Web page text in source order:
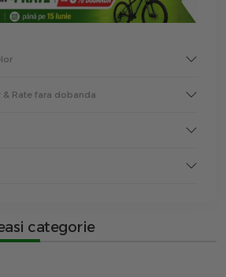
Rate fara dobanda
categorie